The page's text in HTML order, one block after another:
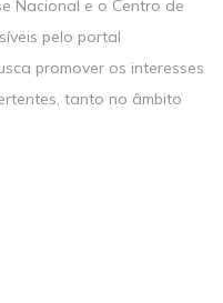
Nacional e o Centro de
pelo portal
promover os interesses
tanto no âmbito